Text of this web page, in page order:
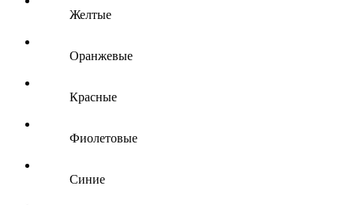
Желтые
Оранжевые
Красные
Фиолетовые
Синие